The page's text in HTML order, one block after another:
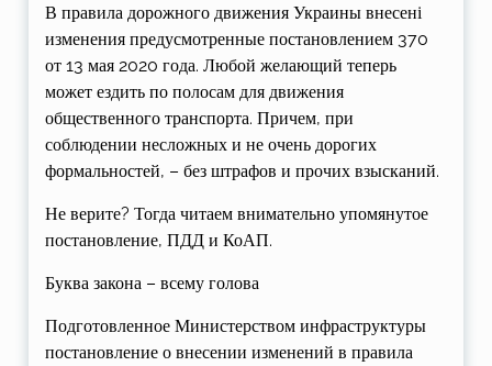
В правила дорожного движения Украины внесені
изменения предусмотренные постановлением 370
от 13 мая 2020 года. Любой желающий теперь
может ездить по полосам для движения
общественного транспорта. Причем, при
соблюдении несложных и не очень дорогих
формальностей, – без штрафов и прочих взысканий.
Не верите? Тогда читаем внимательно упомянутое
постановление, ПДД и КоАП.
Буква закона – всему голова
Подготовленное Министерством инфраструктуры
постановление о внесении изменений в правила